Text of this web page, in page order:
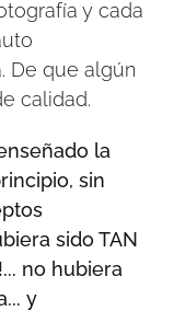
y cada
De que algún
calidad.
la
sin
sido TAN
no hubiera
y